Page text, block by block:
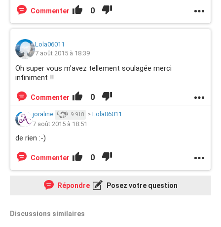
Commenter 0
Lola06011
7 août 2015 à 18:39
Oh super vous m'avez tellement soulagée merci
infiniment !!
Commenter 0
joraline 9 918 > Lola06011
7 août 2015 à 18:51
de rien :-)
Commenter 0
Répondre Posez votre question
Discussions similaires